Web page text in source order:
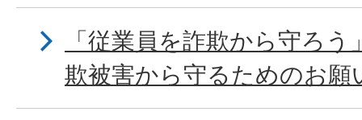
「従業員を詐欺から守ろ
欺被害から守るためのお願